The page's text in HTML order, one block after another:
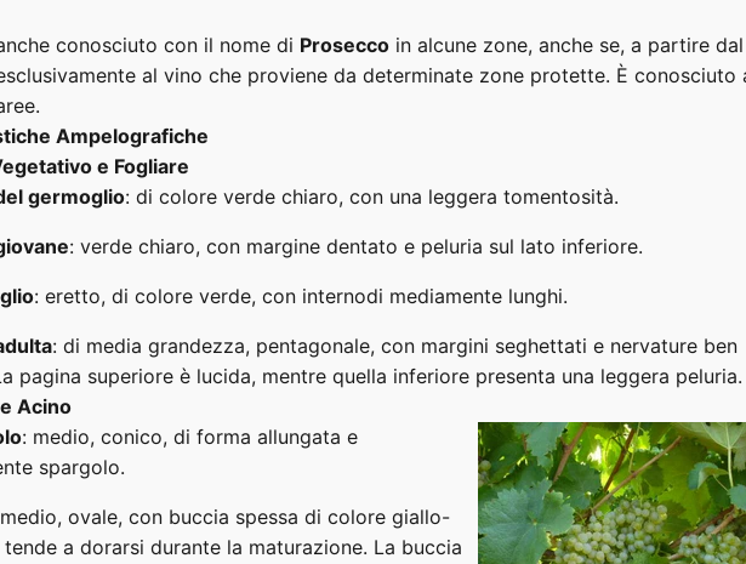
conosciuto con il nome di Prosecco in alcune zone, anche se, a partire
al vino che proviene da determinate zone protette. È conosciuto
Ampelografiche
e Fogliare
germoglio: di colore verde chiaro, con una leggera tomentosità.
: verde chiaro, con margine dentato e peluria sul lato inferiore.
: eretto, di colore verde, con internodi mediamente lunghi.
: di media grandezza, pentagonale, con margini seghettati e nervature ben
pagina superiore è lucida, mentre quella inferiore presenta una leggera peluria.
Acino
: medio, conico, di forma allungata e
spargolo.
ovale, con buccia spessa di colore giallo-
a dorarsi durante la maturazione. La buccia